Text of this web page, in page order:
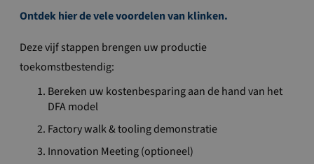
Ontdek hier de vele voordelen van klinken.
Deze vijf stappen brengen uw productie
toekomstbestendig:
Bereken uw kostenbesparing aan de hand van het
DFA model
Factory walk & tooling demonstratie
Innovation Meeting (optioneel)